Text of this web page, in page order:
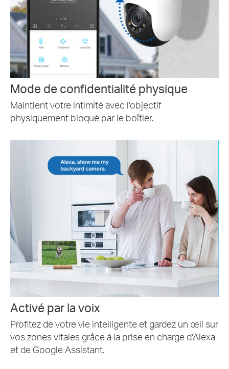
Mode de confidentialité physique
Maintient votre intimité avec l'objectif
physiquement bloqué par le boîtier.
Activé par la voix
Profitez de votre vie intelligente et gardez un œil sur
vos zones vitales grâce à la prise en charge d'Alexa
et de Google Assistant.